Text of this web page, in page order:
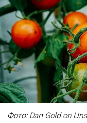
Фото: Dan Gold on